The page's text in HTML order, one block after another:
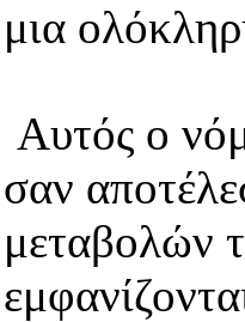
μια
Αυτός ο
σαν
μεταβολών